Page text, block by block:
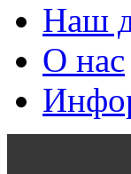
Наш
О нас